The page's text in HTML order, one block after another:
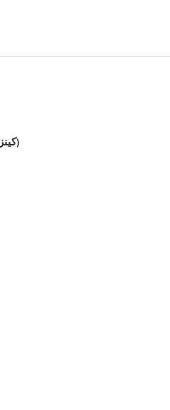
Kinza Diet Cola(كينزا دايت كولا)